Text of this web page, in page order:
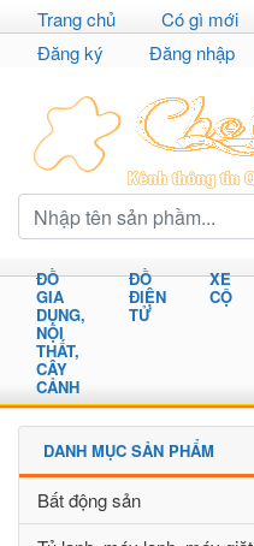
Trang chủ Có gì mới
Đăng ký
Đăng nhập
ĐỒ
GIA
DỤNG,
NỘI
THẤT,
CÂY
CẢNH
ĐỒ
ĐIỆN
TỬ
XE
CỘ
DANH MỤC SẢN PHẨM
Bất động sản